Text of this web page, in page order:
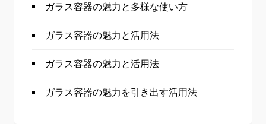
ガラス容器の魅力と多様な使い方
ガラス容器の魅力と活用法
ガラス容器の魅力と活用法
ガラス容器の魅力を引き出す活用法